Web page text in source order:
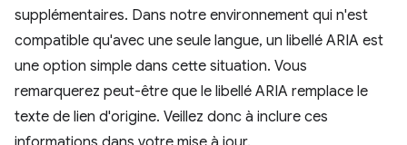
supplémentaires. Dans notre environnement qui n'est
compatible qu'avec une seule langue, un libellé ARIA est
une option simple dans cette situation. Vous
remarquerez peut-être que le libellé ARIA remplace le
texte de lien d'origine. Veillez donc à inclure ces